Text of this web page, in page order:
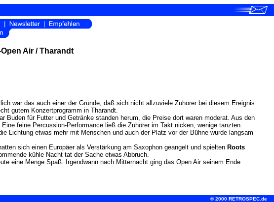
Air / Tharandt
war das auch einer der Gründe, daß sich nicht allzuviele Zuhörer bei diesem Ereignis
gutem Konzertprogramm in Tharandt.
für Futter und Getränke standen herum, die Preise dort waren moderat. Aus den
Eine feine Percussion-Performance ließ die Zuhörer im Takt nicken, wenige tanzten.
Lichtung etwas mehr mit Menschen und auch der Platz vor der Bühne wurde langsam
sich einen Europäer als Verstärkung am Saxophon geangelt und spielten Roots
kühle Nacht tat der Sache etwas Abbruch.
eine Menge Spaß. Irgendwann nach Mitternacht ging das Open Air seinem Ende
© 2000 RETROSPEC.de